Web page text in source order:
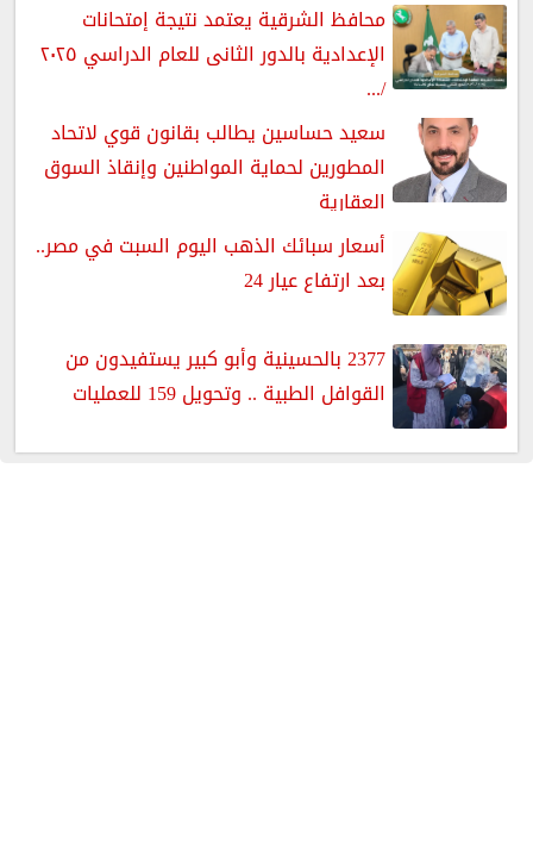
محافظ الشرقية يعتمد نتيجة إمتحانات
الإعدادية بالدور الثانى للعام الدراسي ٢٠٢٥
/...
سعيد حساسين يطالب بقانون قوي لاتحاد
المطورين لحماية المواطنين وإنقاذ السوق
العقارية
أسعار سبائك الذهب اليوم السبت في مصر..
بعد ارتفاع عيار 24
2377 بالحسينية وأبو كبير يستفيدون من
القوافل الطبية .. وتحويل 159 للعمليات